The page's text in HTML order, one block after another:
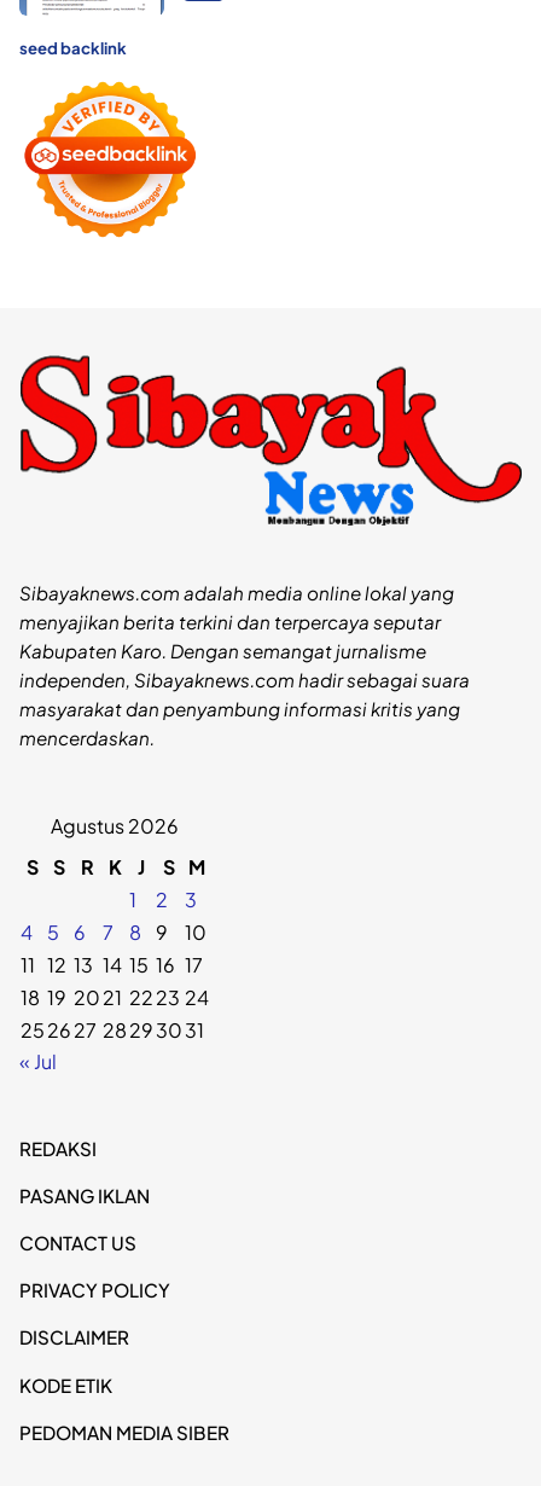
seed backlink
Sibayaknews.com adalah media online lokal yang
menyajikan berita terkini dan terpercaya seputar
Kabupaten Karo. Dengan semangat jurnalisme
independen, Sibayaknews.com hadir sebagai suara
masyarakat dan penyambung informasi kritis yang
mencerdaskan.
Agustus 2026
S S R K J S M
1
2
3
4
5 6 7 8 9
10
11 12 13 14 15 16 17
18 19 2021 2223 24
252627 28293031
« Jul
REDAKSI
PASANG IKLAN
CONTACT US
PRIVACY POLICY
DISCLAIMER
KODE ETIK
PEDOMAN MEDIA SIBER